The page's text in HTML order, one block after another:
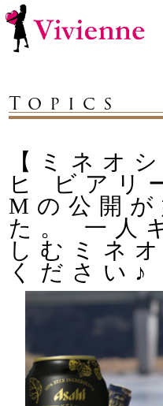
Topics
【ミネオ
ヒ ビアリ
Mの公開が
た。 一人
しむミネ
ください♪